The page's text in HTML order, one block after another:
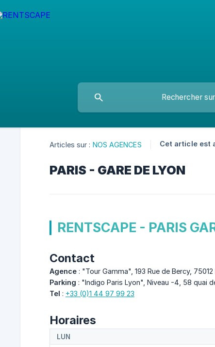
Articles sur : NOS AGENCES Cet article est
PARIS - GARE DE LYON
RENTSCAPE - PARIS
Contact
Agence : "Tour Gamma", 193 Rue de Bercy, 75012
Parking : "Indigo Paris Lyon", Niveau -4, 58 quai
Tel : +33 (0)1 44 97 99 23
Horaires
LUN